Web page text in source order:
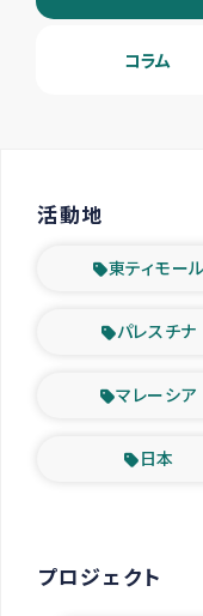
コラム
活動地
東ティモール
パレスチナ
マレーシア
日本
プロジェクト